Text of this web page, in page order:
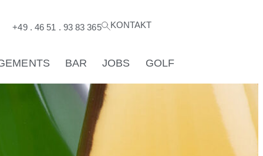
+49 . 46 51 . 93 83 365 KONTAKT
BAR JOBS GOLF